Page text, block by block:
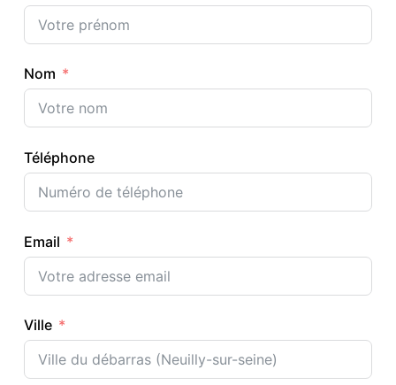
Nom
Téléphone
Email
Ville